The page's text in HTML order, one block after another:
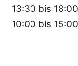
13:30 bis
10:00 bis